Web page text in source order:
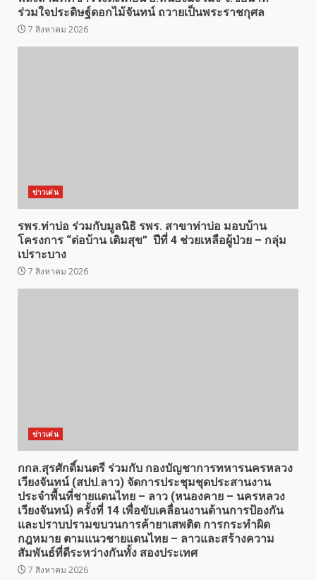
ร่วมใจประดิษฐ์ดอกไม้จันทน์ ถวายเป็นพระราชกุศล
7 สิงหาคม 2026
ข่าวเด่น
รพร.ท่าบ่อ ร่วมกับมูลนิธิ รพร. สาขาท่าบ่อ มอบบ้าน
โครงการ “ต่อบ้าน เติมสุข” ปีที่ 4 ช่วยเหลือผู้ป่วย – กลุ่ม
เปราะบาง
7 สิงหาคม 2026
ข่าวเด่น
กกล.สุรศักดิ์มนตรี ร่วมกับ กองบัญชาการทหารนครหลวง
เวียงจันทน์ (สปป.ลาว) จัดการประชุมชุดประสานงาน
ประจำพื้นที่ชายแดนไทย – ลาว (หนองคาย – นครหลวง
เวียงจันทน์) ครั้งที่ 14 เพื่อขับเคลื่อนงานด้านการป้องกัน
และปราบปรามขบวนการค้ายาเสพติด การกระทำผิด
กฎหมาย ตามแนวชายแดนไทย – ลาวและสร้างความ
สัมพันธ์ที่ดีระหว่างกันทั้ง สองประเทศ
7 สิงหาคม 2026